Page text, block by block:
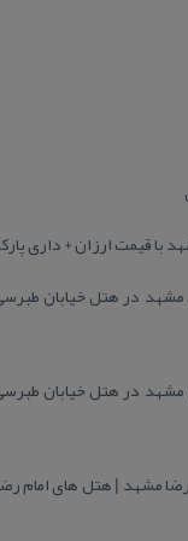
ارزان + داری پارکینگ +